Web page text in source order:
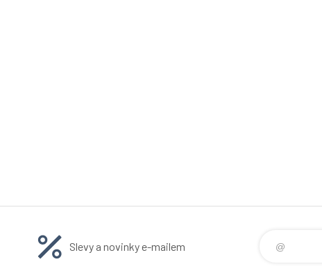
Slevy a novinky e-mailem